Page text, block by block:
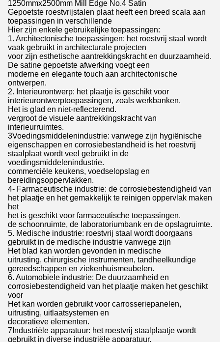
1250mmx2500mm Mill Edge No.4 Satin
Gepoetste roestvrijstalen plaat heeft een breed scala aan
toepassingen in verschillende
Hier zijn enkele gebruikelijke toepassingen:
1. Architectonische toepassingen: het roestvrij staal wordt
vaak gebruikt in architecturale projecten
voor zijn esthetische aantrekkingskracht en duurzaamheid.
De satine gepoetste afwerking voegt een
moderne en elegante touch aan architectonische
ontwerpen.
2. Interieurontwerp: het plaatje is geschikt voor
interieurontwerptoepassingen, zoals werkbanken,
Het is glad en niet-reflecterend.
vergroot de visuele aantrekkingskracht van
interieurruimtes.
3Voedingsmiddelenindustrie: vanwege zijn hygiënische
eigenschappen en corrosiebestandheid is het roestvrij
staalplaat wordt veel gebruikt in de
voedingsmiddelenindustrie.
commerciële keukens, voedselopslag en
bereidingsoppervlakken.
4- Farmaceutische industrie: de corrosiebestendigheid van
het plaatje en het gemakkelijk te reinigen oppervlak maken
het
het is geschikt voor farmaceutische toepassingen.
de schoonruimte, de laboratoriumbank en de opslagruimte.
5. Medische industrie: roestvrij staal wordt doorgaans
gebruikt in de medische industrie vanwege zijn
Het blad kan worden gevonden in medische
uitrusting, chirurgische instrumenten, tandheelkundige
gereedschappen en ziekenhuismeubelen.
6. Automobiele industrie: De duurzaamheid en
corrosiebestendigheid van het plaatje maken het geschikt
voor
Het kan worden gebruikt voor carrosseriepanelen,
uitrusting, uitlaatsystemen en
decoratieve elementen.
7Industriële apparatuur: het roestvrij staalplaatje wordt
gebruikt in diverse industriële apparatuur,